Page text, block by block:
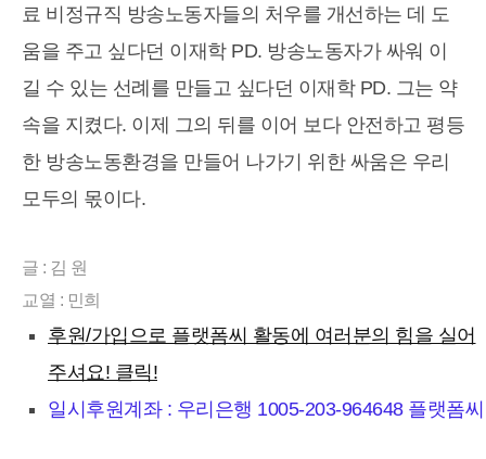
료 비정규직 방송노동자들의 처우를 개선하는 데 도
움을 주고 싶다던 이재학 PD. 방송노동자가 싸워 이
길 수 있는 선례를 만들고 싶다던 이재학 PD. 그는 약
속을 지켰다. 이제 그의 뒤를 이어 보다 안전하고 평등
한 방송노동환경을 만들어 나가기 위한 싸움은 우리
모두의 몫이다.
글 : 김 원
교열 : 민희
후원/가입으로 플랫폼씨 활동에 여러분의 힘을 실어
주셔요! 클릭!
일시후원계좌 : 우리은행 1005-203-964648 플랫폼씨